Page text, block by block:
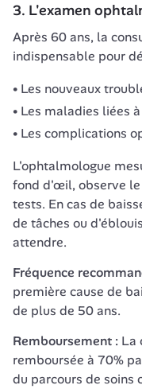
3. L'examen
Après 60 ans, la
indispensable pour
Les nouveaux
Les maladies liées
Les complications
L'ophtalmologue
fond d'œil, observe
tests. En cas de
de tâches ou
attendre.
Fréquence
première cause de
de plus de 50 ans.
Remboursement : La
remboursée à 70%
du parcours de soins